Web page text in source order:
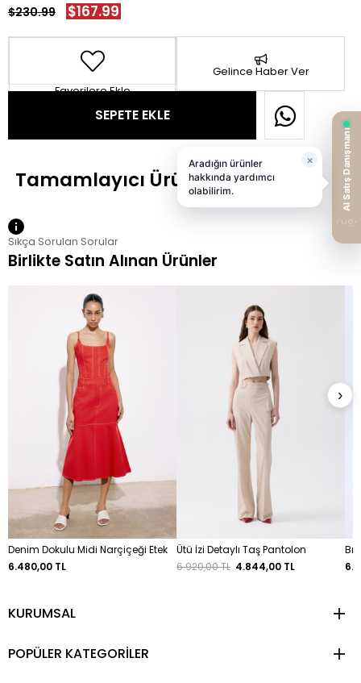
$230.99 $167.99
Favorilere Ekle
Gelince Haber Ver
Sıkça Sorulan Sorular
Birlikte Satın Alınan Ürünler
Denim Dokulu Midi Narçiçeği Etek
6.480,00 TL
Ütü İzi Detaylı Taş Pantolon
6.920,00 TL 4.844,00 TL
›
KURUMSAL
POPÜLER KATEGORİLER